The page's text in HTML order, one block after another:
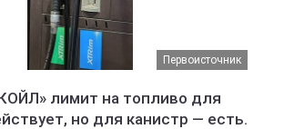
Первоисточник
лимит на топливо для
но для канистр — есть.